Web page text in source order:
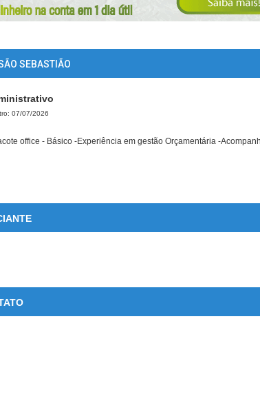
SEBASTIÃO
07/07/2026
office - Básico -Experiência em gestão Orçamentária -